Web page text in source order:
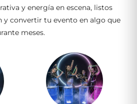
y energía en escena, listos
y convertir tu evento en algo que
meses.